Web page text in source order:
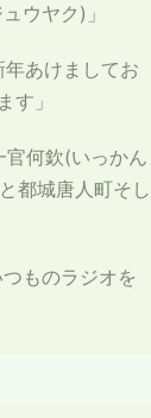
ウヤク)」
あけましてお
す」
何欽(いっかん
都城唐人町そし
ものラジオを